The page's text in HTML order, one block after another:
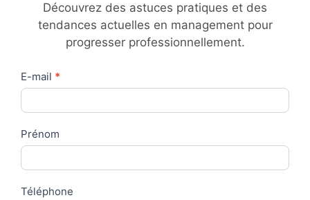
Découvrez des astuces pratiques et des
tendances actuelles en management pour
progresser professionnellement.
Contact
Us
E-mail *
Prénom
Téléphone